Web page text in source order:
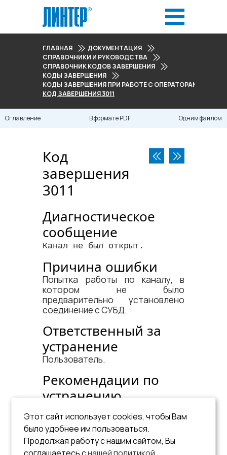
ГЛАВНАЯ
ДОКУМЕНТАЦИЯ
СПРАВОЧНИКИ И РУКОВОДСТВА
СПРАВОЧНИК КОДОВ ЗАВЕРШЕНИЯ
КОДЫ ЗАВЕРШЕНИЯ
КОДЫ ЗАВЕРШЕНИЯ ПРИ РАБОТЕ С ОПЕРАТОРАМИ
КОД ЗАВЕРШЕНИЯ 3011
Оглавление В формате PDF Одним файлом
Код
завершения
3011
Диагностическое
сообщение
Канал не был открыт.
Причина ошибки
Попытка работы по каналу, в
котором не было
предварительно установлено
соединение с СУБД.
Ответственный за
устранение
Пользователь.
Рекомендации по
устранению
соединение с СУБД).
См. документ:
Этот сайт использует cookies, чтобы Вам
было удобнее им пользоваться.
Продолжая работу с нашим сайтом, Вы